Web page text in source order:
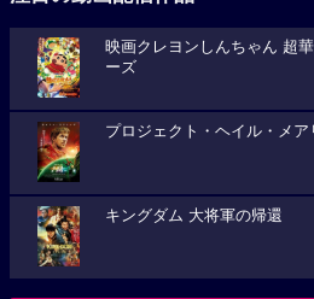
映画クレヨンしんちゃん 超
ーズ
プロジェクト・ヘイル・メア
キングダム 大将軍の帰還